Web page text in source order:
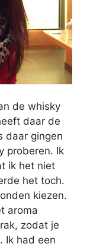
de whisky
daar de
daar gingen
proberen. Ik
ik het niet
het toch.
kiezen.
aroma
zodat je
Ik had een